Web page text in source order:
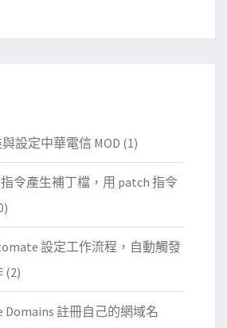
設定中華電信 MOD (1)
令產生補丁檔，用 patch 指令
設定工作流程，自動觸發
(2)
Domains 註冊自己的網域名